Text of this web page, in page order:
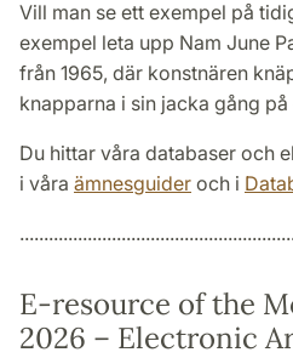
Vill man se ett exempel på
exempel leta upp Nam June
från 1965, där konstnären
knapparna i sin jacka gång på
Du hittar våra databaser och
i våra ämnesguider och i
E-resource of the
2026 – Electronic